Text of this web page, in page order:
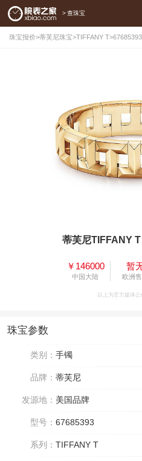
> 查珠宝
珠宝报价>蒂芙尼珠宝>TIFFANY T>67685393
蒂芙尼TIFFANY
￥146000
中国大陆
暂
欧洲
以上为官方媒体
珠宝参数
类别： 手镯
品牌： 蒂芙尼
发源地： 美国品牌
型号： 67685393
系列： TIFFANY T